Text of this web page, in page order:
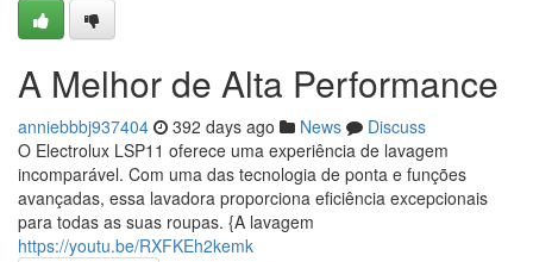
A Melhor de Alta Performance
anniebbbj937404 392 days ago News
Discuss
O Electrolux LSP11 oferece uma experiência de lavagem
incomparável. Com uma das tecnologia de ponta e funções
avançadas, essa lavadora proporciona eficiência excepcionais
para todas as suas roupas. {A lavagem
https://youtu.be/RXFKEh2kemk